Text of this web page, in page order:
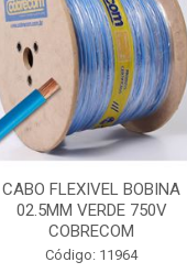
CABO FLEXIVEL BOBINA
02.5MM VERDE 750V
COBRECOM
Código: 11964